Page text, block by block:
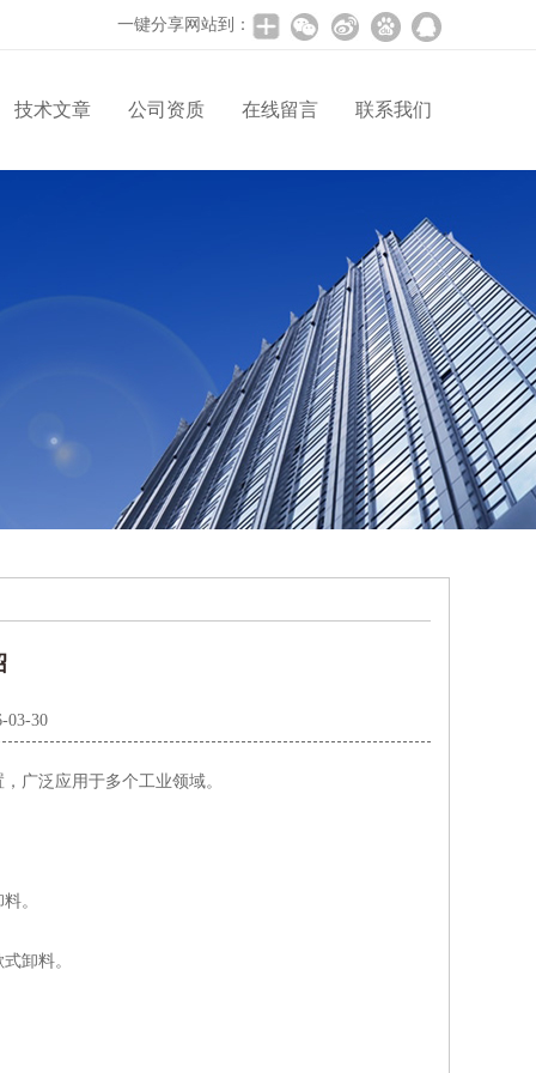
一键分享网站到：
技术文章 公司资质 在线留言 联系我们
03-30
广泛应用于多个工业领域。
。
卸料。